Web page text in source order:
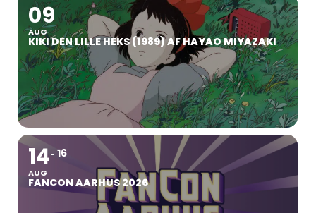
09
AUG
KIKI DEN LILLE HEKS (1989) AF HAYAO MIYAZAKI
14
AUG
16
FANCON AARHUS 2026